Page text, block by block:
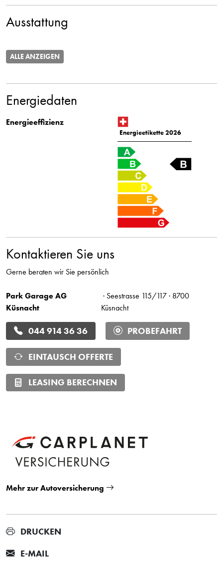
Ausstattung
ALLE ANZEIGEN
Energiedaten
Energieeffizienz
Energieetikette 2026
Kontaktieren Sie uns
Gerne beraten wir Sie persönlich
Park Garage AG
Küsnacht
· Seestrasse 115/117 · 8700
Küsnacht
044 914 36 36 PROBEFAHRT
EINTAUSCH OFFERTE
LEASING BERECHNEN
Mehr zur Autoversicherung
DRUCKEN
E-MAIL